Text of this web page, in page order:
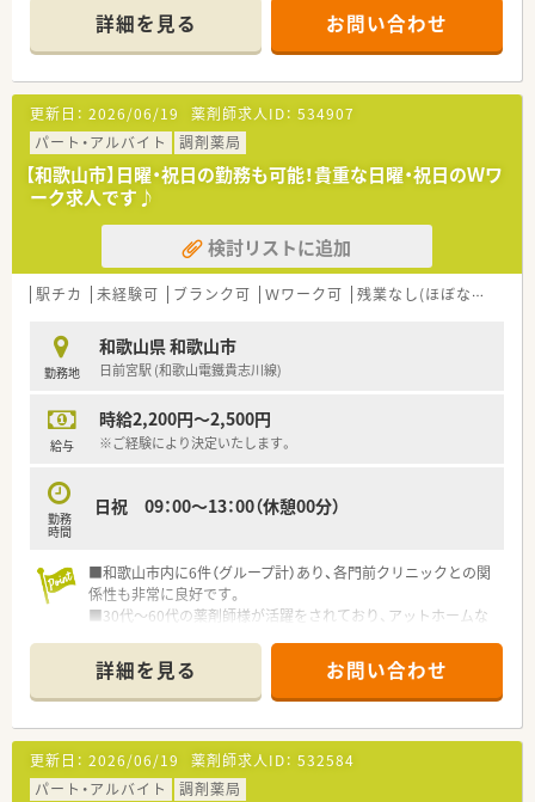
■社長は40代男性で、薬剤師として店舗で勤務をされながら薬
局経営をされておられますので、
現場の意見に寄り添った考え・視点で社員の方々と接していら
っしゃいます。
■急なお休みなどの緊急時には社長がヘルプに来てくださるの
で安心してお休み頂けます。
■個々のポテンシャルを尊重され現場に任せるスタンスなので、
ルールの押し付けやノルマなどの縛りはなく自由な社風です。
■自ら情報を取りに来る社員には、しっかりと教育をしてくださ
るので放任主義という感じではありません。
■総合病院の門前からクリニック門前まで幅広く取り扱ってお
り、スキルアップできる環境です。
■基本的には店舗異動はなく、全店残業がほぼ無いのも特徴の1
つです（全社平均残業5時間未満/月）
間を満たしていれば自由にシフトを調整できます。
詳細を見る お問い合わせ
更新日： 2026/06/19 薬剤師求人ID： 534907
パート・アルバイト
調剤薬局
【和歌山市】日曜・祝日の勤務も可能！貴重な日曜・祝日のＷワ
ーク求人です♪
検討リストに追加
駅チカ 未経験可 ブランク可 Ｗワーク可 残業なし(ほぼなし含む)
勤務地
和歌山県 和歌山市
日前宮駅 (和歌山電鐵貴志川線)
給与
時給2,200円～2,500円
※ご経験により決定いたします。
勤務
時間
日祝 09：00～13：00（休憩00分）
■和歌山市内に6件（グループ計）あり、各門前クリニックとの関
係性も非常に良好です。
■30代～60代の薬剤師様が活躍をされており、アットホームな
■自社で保育園を運営しており、無料で利用をすることができま
す
詳細を見る お問い合わせ
更新日： 2026/06/19 薬剤師求人ID： 532584
パート・アルバイト
調剤薬局